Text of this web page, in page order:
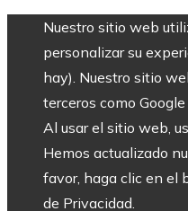
Nuestro sitio web
personalizar su
hay). Nuestro sitio
terceros como
Al usar el sitio web,
Hemos actualizado
favor, haga clic en el
de Privacidad.